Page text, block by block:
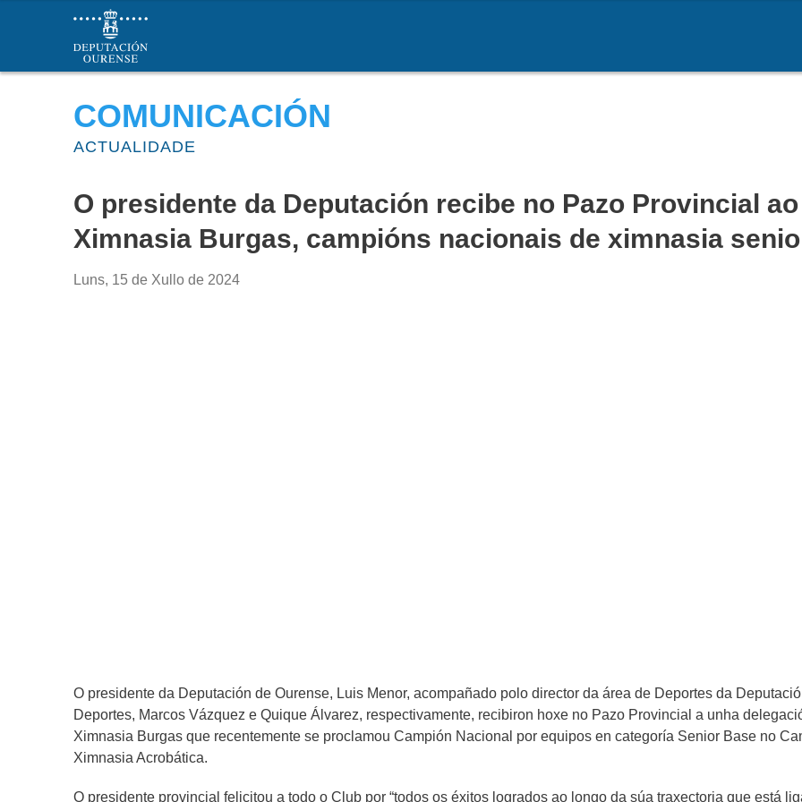
Deportes Deputación Ourense
COMUNICACIÓN
ACTUALIDADE
O presidente da Deputación recibe no Pazo Provincial ao
Ximnasia Burgas, campións nacionais de ximnasia senior
Luns, 15 de Xullo de 2024
O presidente da Deputación de Ourense, Luis Menor, acompañado polo director da área de Deportes da
asesor de Deportes, Marcos Vázquez e Quique Álvarez, respectivamente, recibiron hoxe no Pazo Provincial a
do Club Ximnasia Burgas que recentemente se proclamou Campión Nacional por equipos en categoría Senior
Campionato de Ximnasia Acrobática.
O presidente provincial felicitou a todo o Club por “todos os éxitos logrados ao longo da súa traxectoria que